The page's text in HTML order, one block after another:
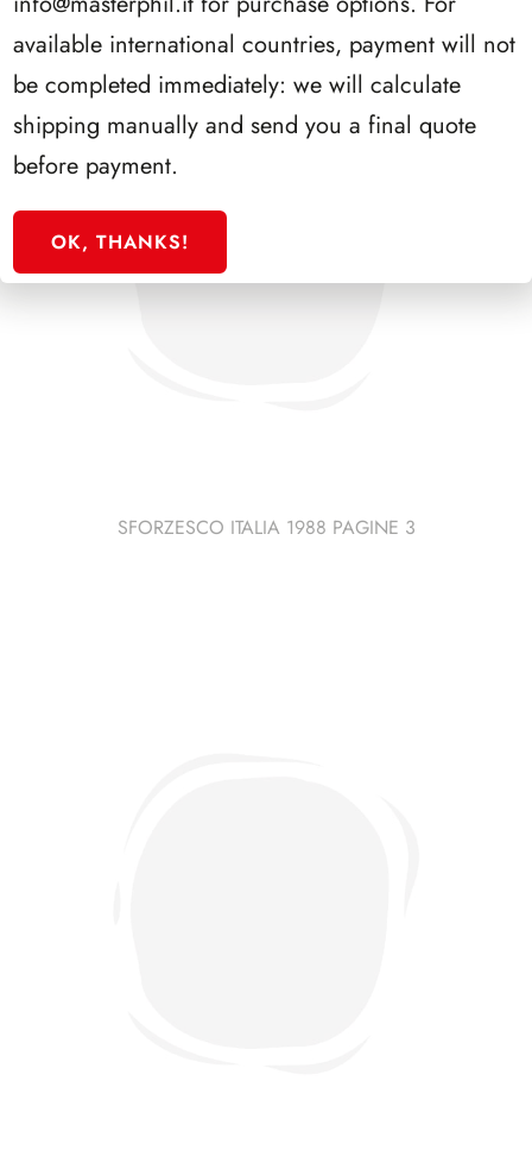
SFORZESCO ITALIA 1988 PAGINE 3
available international countries, payment will not
be completed immediately: we will calculate
shipping manually and send you a final quote
before payment.
OK, THANKS!